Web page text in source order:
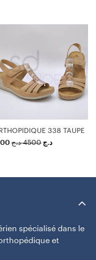
338 TAUPE
د.ج 4500 د.ج
spécialisé dans le
et